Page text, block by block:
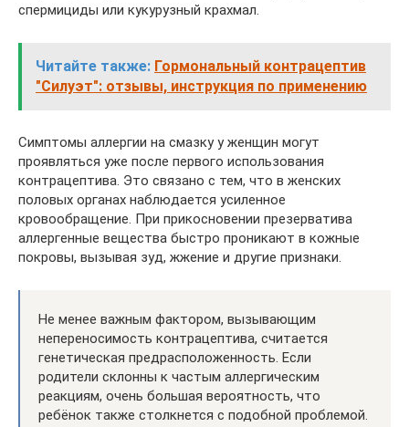
спермициды или кукурузный крахмал.
Читайте также: Гормональный контрацептив
"Силуэт": отзывы, инструкция по применению
Симптомы аллергии на смазку у женщин могут
проявляться уже после первого использования
контрацептива. Это связано с тем, что в женских
половых органах наблюдается усиленное
кровообращение. При прикосновении презерватива
аллергенные вещества быстро проникают в кожные
покровы, вызывая зуд, жжение и другие признаки.
Не менее важным фактором, вызывающим
непереносимость контрацептива, считается
генетическая предрасположенность. Если
родители склонны к частым аллергическим
реакциям, очень большая вероятность, что
ребёнок также столкнется с подобной проблемой.